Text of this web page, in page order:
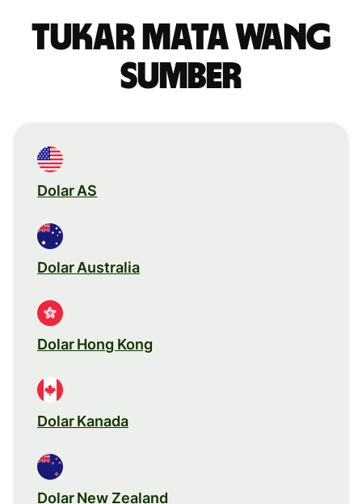
Tukar mata wang
sumber
Dolar AS
Dolar Australia
Dolar Hong Kong
Dolar Kanada
Dolar New Zealand